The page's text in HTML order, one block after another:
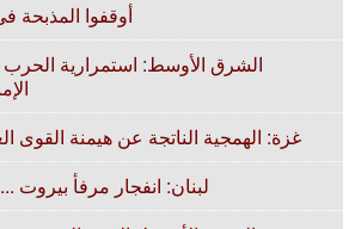
أوقفوا المذبحة في
الشرق الأوسط: استمرارية الحرب
غزة: الهمجية الناتجة عن هيمنة القوى
لبنان: انفجار مرفأ بيروت ...